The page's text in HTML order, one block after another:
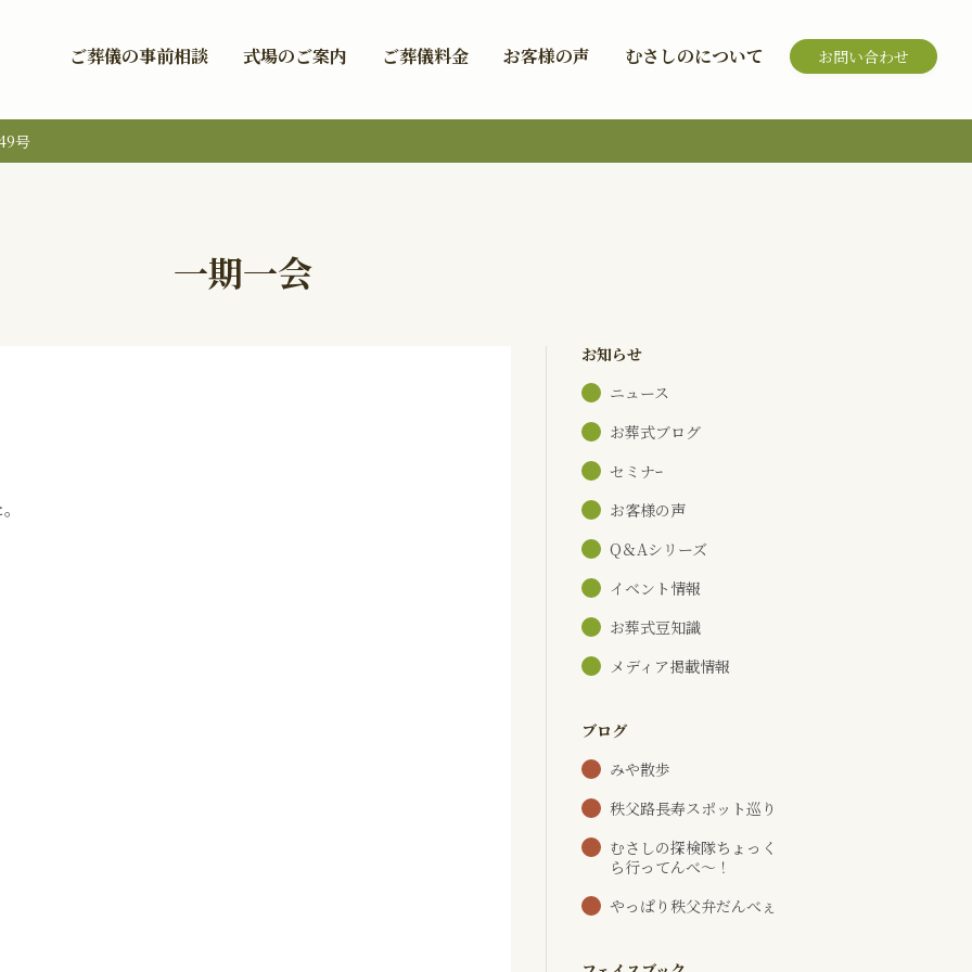
ご葬儀の事前相談 式場のご案内 ご葬儀料金 お客様の声 むさしのについて お問い合わせ
号
一期一会
お知らせ
ニュース
お葬式ブログ
セミナｰ
お客様の声
Q＆Aシリーズ
イベント情報
お葬式豆知識
メディア掲載情報
ブログ
みや散歩
秩父路長寿スポット巡り
むさしの探検隊ちょっく
ら行ってんべ～！
やっぱり秩父弁だんべぇ